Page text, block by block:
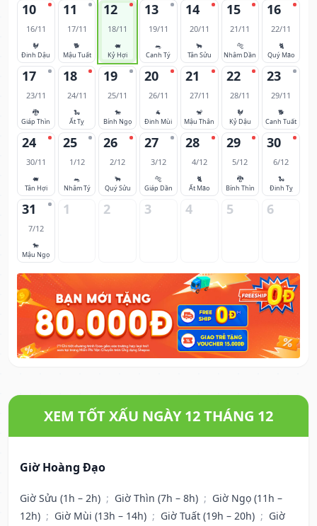
10
16/11
🐓
Đinh Dậu
11
17/11
🐕
Mậu Tuất
12
18/11
🐖
Kỷ Hợi
13
19/11
🐀
Canh Tý
14
20/11
🐂
Tân Sửu
15
21/11
🐅
Nhâm Dần
16
22/11
🐈
Quý Mão
17
23/11
🐉
Giáp Thìn
18
24/11
🐍
Ất Tỵ
19
25/11
🐎
Bính Ngọ
20
26/11
🐐
Đinh Mùi
21
27/11
🐒
Mậu Thân
22
28/11
🐓
Kỷ Dậu
23
29/11
🐕
Canh Tuất
24
30/11
🐖
Tân Hợi
25
1/12
🐀
Nhâm Tý
26
2/12
🐂
Quý Sửu
27
3/12
🐅
Giáp Dần
28
4/12
🐈
Ất Mão
29
5/12
🐉
Bính Thìn
30
6/12
🐍
Đinh Tỵ
31
7/12
🐎
Mậu Ngọ
1 2 3 4 5 6
XEM TỐT XẤU NGÀY 12 THÁNG 12
Giờ Hoàng Đạo
Giờ Sửu (1h – 2h) ; Giờ Thìn (7h – 8h) ; Giờ Ngọ (11h –
12h) ; Giờ Mùi (13h – 14h) ; Giờ Tuất (19h – 20h) ; Giờ